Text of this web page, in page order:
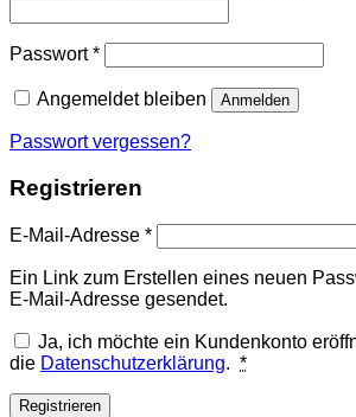
Passwort*Erforderlich
Angemeldet bleiben Anmelden
Passwort vergessen?
Registrieren
E-Mail-Adresse *Erforderlich
Ein Link zum Erstellen eines neuen
E-Mail-Adresse gesendet.
Ja, ich möchte ein Kundenkonto
die Datenschutzerklärung. *
Registrieren